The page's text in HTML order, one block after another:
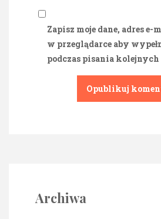
Zapisz moje dane, adres
w przeglądarce aby
podczas pisania
Archiwa